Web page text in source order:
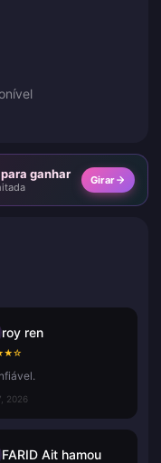
ganhar Girar
roy ren
★☆
2026
FARID Ait hamou